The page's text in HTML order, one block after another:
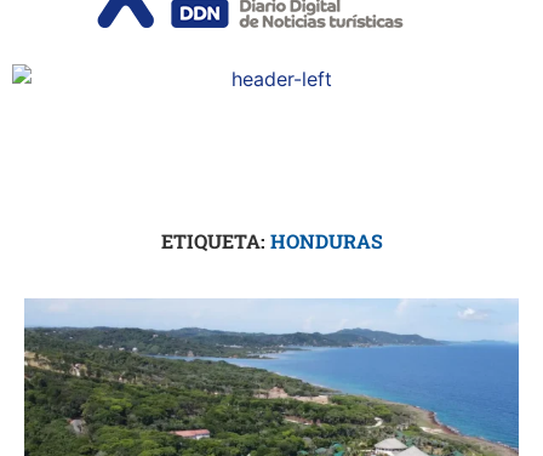
ETIQUETA: HONDURAS